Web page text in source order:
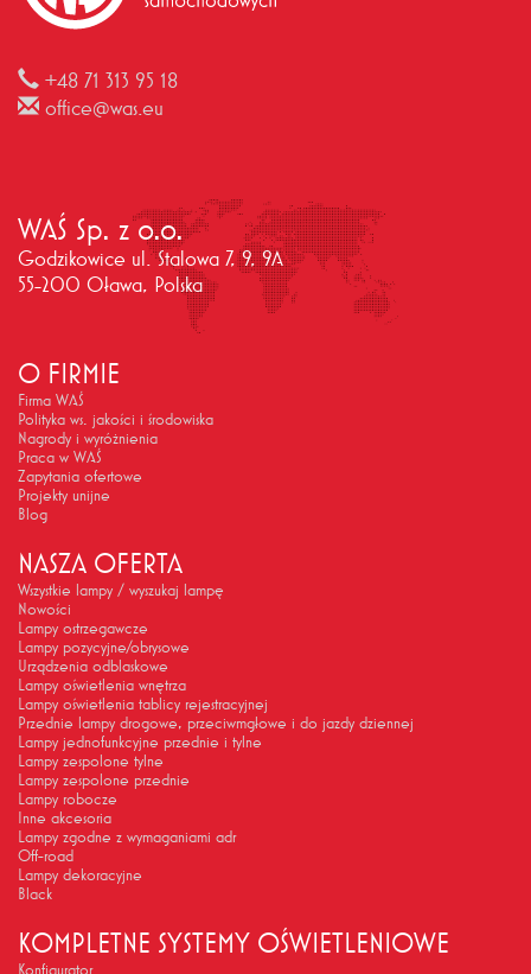
+48 71 313 95 18
office@was.eu
WAŚ Sp. z o.o.
Godzikowice ul. Stalowa 7, 9, 9A
55-200 Oława, Polska
O FIRMIE
Firma WAŚ
Polityka ws. jakości i środowiska
Nagrody i wyróżnienia
Praca w WAŚ
Zapytania ofertowe
Projekty unijne
Blog
NASZA OFERTA
Wszystkie lampy / wyszukaj lampę
Nowości
Lampy ostrzegawcze
Lampy pozycyjne/obrysowe
Urządzenia odblaskowe
Lampy oświetlenia wnętrza
Lampy oświetlenia tablicy rejestracyjnej
Przednie lampy drogowe, przeciwmgłowe i do jazdy dziennej
Lampy jednofunkcyjne przednie i tylne
Lampy zespolone tylne
Lampy zespolone przednie
Lampy robocze
Inne akcesoria
Lampy zgodne z wymaganiami adr
Off-road
Lampy dekoracyjne
Black
KOMPLETNE SYSTEMY OŚWIETLENIOWE
Konfigurator